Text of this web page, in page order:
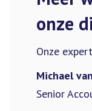
onze
Onze
Michael
Senior